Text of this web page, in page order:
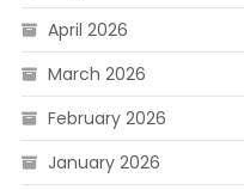
April 2026
March 2026
February 2026
January 2026